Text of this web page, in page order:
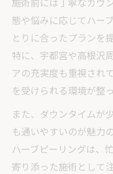
態や悩みに応じてハー
とりに合ったプランを
特に、宇都宮や高根沢
アの充実度も重視され
を受けられる環境が整
また、ダウンタイムが
も通いやすいのが魅力
ハーブピーリングは、
寄り添った施術として